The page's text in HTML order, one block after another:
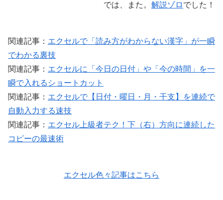
では、また。 解説ゾロ でした！
関連記事： エクセルで「読み方がわからない漢字」が一瞬
でわかる裏技
関連記事： エクセルに「今日の日付」や「今の時間」を一
瞬で入れるショートカット
関連記事： エクセルで【日付・曜日・月・干支】を連続で
自動入力する速技
関連記事： エクセル上級者テク！下（右）方向に連続した
コピーの最速術
エクセル色々記事はこちら